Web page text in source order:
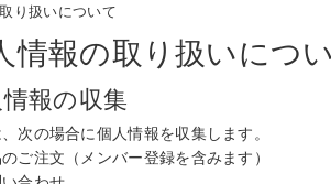
り扱いについて
情報の取り扱いにつ
報の収集
次の場合に個人情報を収集します。
のご注文（メンバー登録を含みます）